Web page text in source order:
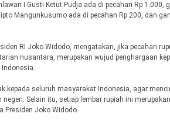
I Gusti Ketut Pudja ada di pecahan Rp 1.000,
Mangunkusumo ada di pecahan Rp 200, dan
RI Joko Widodo, mengatakan, jika pecahan
nusantara, merupakan wujud penghargaan
Indonesia.
kepada seluruh masyarakat Indonesia, agar
Selain itu, setiap lembar rupiah ini
Presiden Joko Widodo.